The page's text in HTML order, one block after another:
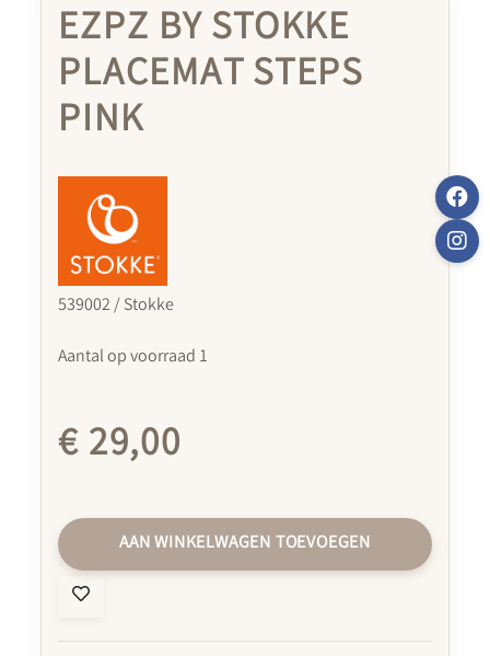
EZPZ BY STOKKE
PLACEMAT STEPS
PINK
539002 / Stokke
Aantal op voorraad 1
€ 29,00
AAN WINKELWAGEN TOEVOEGEN